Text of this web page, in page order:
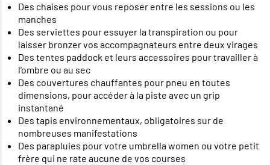
Des chaises pour vous reposer entre les sessions ou les
manches
Des serviettes pour essuyer la transpiration ou pour
laisser bronzer vos accompagnateurs entre deux virages
Des tentes paddock et leurs accessoires pour travailler à
l'ombre ou au sec
Des couvertures chauffantes pour pneu en toutes
dimensions, pour accéder à la piste avec un grip
instantané
Des tapis environnementaux, obligatoires sur de
nombreuses manifestations
Des parapluies pour votre umbrella women ou votre petit
frère qui ne rate aucune de vos courses